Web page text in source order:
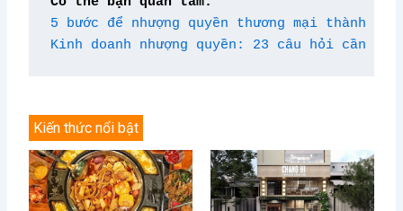
5 bước để nhượng quyền thương mại thành
Kinh doanh nhượng quyền: 23 câu hỏi cần
Kiến thức nổi bật